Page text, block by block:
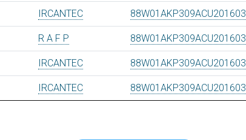
IRCANTEC 88W01AKP309ACU201603
R A F P 88W01AKP309ACU201603
IRCANTEC 88W01AKP309ACU201603
IRCANTEC 88W01AKP309ACU201603